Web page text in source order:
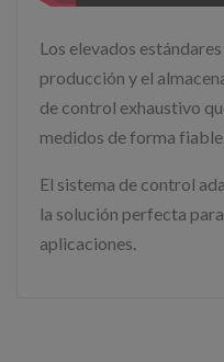
Los elevados
producción y el
de control exhaustivo
medidos de forma
El sistema de control
la solución perfecta
aplicaciones.